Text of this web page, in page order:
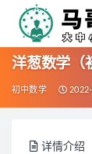
洋葱数学（
初中数学
详情介绍
全部